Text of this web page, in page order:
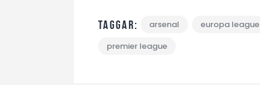
Taggar: arsenal
europa league
premier league